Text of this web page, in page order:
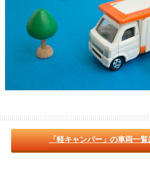
「軽キャンパー」の車両一覧